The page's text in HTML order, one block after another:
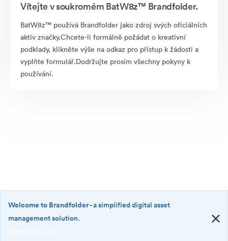
Vítejte v soukromém BatW8z™ Brandfolder.
BatW8z™ používá Brandfolder jako zdroj svých oficiálních
aktiv značky.Chcete-li formálně požádat o kreativní
podklady, klikněte výše na odkaz pro přístup k žádosti a
vyplňte formulář.Dodržujte prosím všechny pokyny k
používání.
Welcome to Brandfolder- a simplified digital asset
management solution.